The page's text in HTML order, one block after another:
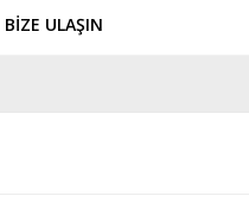
BİZE ULAŞIN